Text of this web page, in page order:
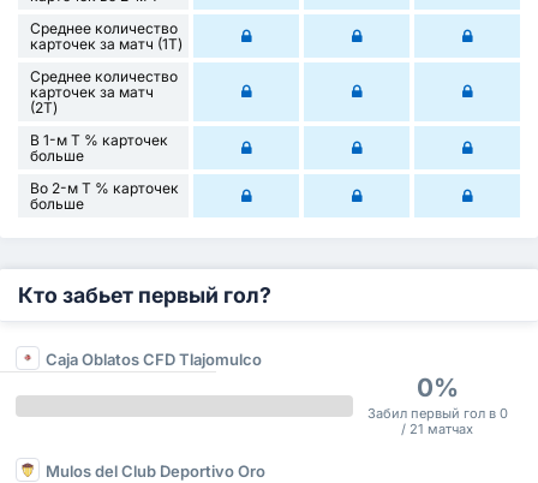
Среднее количество
карточек за матч (1Т)
Среднее количество
карточек за матч
(2Т)
В 1-м Т % карточек
больше
Во 2-м Т % карточек
больше
Кто забьет первый гол?
Caja Oblatos CFD Tlajomulco
0%
Забил первый гол в 0
/ 21 матчах
Mulos del Club Deportivo Oro